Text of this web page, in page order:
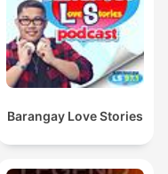
Barangay Love Stories